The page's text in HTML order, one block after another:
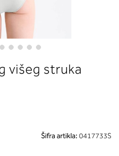
višeg struka
Šifra artikla: 0417733S
boste prebrali, katera globina
ustreza vaši meri (A, B …) – iščite v
stolpcu, ki ste ga določili s
obsegom.